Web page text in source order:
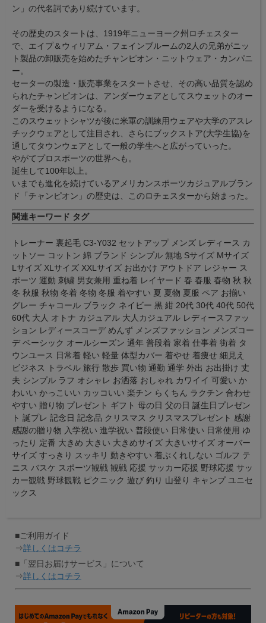
ン」の代名詞であり続けています。
その歴史のスタートは、1919年ニューヨーク州ロチェスター
で、エイプ＆ウィリアム・フェインブルームの2人の兄弟がニッ
ト製品の卸販売を始めたチャンピオン・ニットウェア・カンパニ
ー。
セーターの製造・販売事業をスタートさせ、その高い品質を認め
られたチャンピオンは、アンダーウェアとしてスウェットのオー
ダーを受けるようになる。
このスウェットシャツが後に米軍の訓練用ウェアや大学のアスレ
チックウェアとして注目され、さらにブックストア(大学生協)を
通してタウンウェアとして一般の学生へと広がっていった。
やがてプロスポーツの世界へも。
誕生して100年以上。
いまでも進化を続けているアメリカンスポーツカジュアルブラン
ド「チャンピオン」の歴史は、このロチェスターから始まった。
関連キーワード タグ
トレーナー 裏起毛 C3-Y032 セットアップ メンズ レディース カ
ットソー コットン 綿 ブランド シンプル 無地 Sサイズ Mサイズ
Lサイズ XLサイズ XXLサイズ お出かけ アウトドア レジャー ス
ポーツ 運動 刺繍 男女兼用 重ね着 レイヤード 春 春服 春物 秋 秋
冬 秋服 秋物 冬着 冬物 冬服 着やすい 夏 夏物 夏服 ペア お揃い
グレー チャコール ブラック ネイビー 黒 紺 20代 30代 40代 50代
60代 大人 オトナ カジュアル 大人カジュアル レディースファッ
ション レディースコーデ めんず メンズファッション メンズコー
デ ベーシック オールシーズン 通年 普段着 家着 仕事着 街着 タ
ウンユース 日常着 軽い 軽量 体型カバー 着やせ 着痩せ 細見え
ビジネス トラベル 旅行 散歩 買い物 通勤 通学 外出 お出掛け 丈
夫 シンプル ラフ オシャレ お洒落 おしゃれ カワイイ 可愛い か
わいい かっこいい カッコいい 楽チン らくちん ラクチン 合わせ
やすい 贈り物 プレゼント ギフト 母の日 父の日 誕生日プレゼン
ト 誕プレ 記念日 記念品 クリスマス クリスマスプレゼント 感謝
感謝の贈り物 入学祝い 進学祝い 普段使い 日常使い 日常使用 ゆ
ったり 定番 大きめ 大きい 大きめサイズ 大きいサイズ オーバー
サイズ すっきり スッキリ 動きやすい 着ぶくれしない ゴルフ テ
ニス バスケ スポーツ観戦 観戦 応援 サッカー応援 野球応援 サッ
カー観戦 野球観戦 ピクニック 遊び 釣り 山登り キャンプ ユニセ
ックス
■ご利用ガイド
⇒詳しくはコチラ
■「翌日お届けサービス」について
⇒詳しくはコチラ